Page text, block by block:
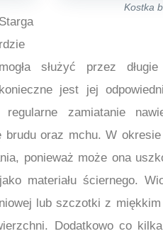
Kostka
Starga
rdzie
mogła służyć przez
konieczne jest jej
regularne zamiatanie
oraz mchu. W
ponieważ może ona
materiału ściernego.
lub szczotki z miękkim
Dodatkowo co